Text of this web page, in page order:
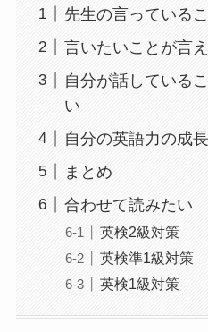
先生の言っている
言いたいことが言
自分が話している
い
自分の英語力の成
まとめ
合わせて読みたい
英検2級対策
英検準1級対策
英検1級対策